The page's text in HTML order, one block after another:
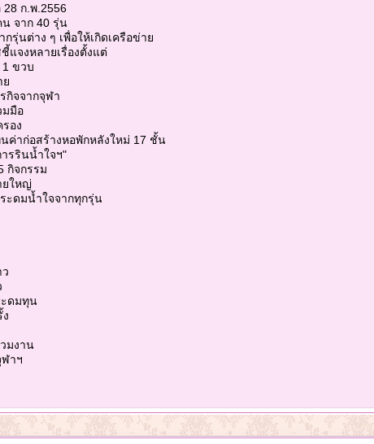
ก.พ.2556
จาก 40 รุ่น
รุ่นต่าง ๆ เพื่อให้เกิดเครือข่าย
แจงหลายเรื่องตั้งแต่
1 ขวบ
ย
กิจจากจุฬา
มมือ
อง
ค่าก่อสร้างหอพักหลังใหม่ 17 ชั้น
ารรินน้ำใจฯ"
กิจกรรม
ยใหญ่
ะดมน้ำใจจากทุกรุ่น
ะดมทุน
มงาน
ฬาฯ